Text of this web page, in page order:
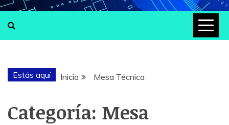
Estás aquí Inicio Mesa Técnica
Categoría: Mesa